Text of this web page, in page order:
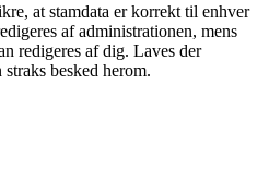
at stamdata er korrekt til enhver
af administrationen, mens
redigeres af dig. Laves der
besked herom.